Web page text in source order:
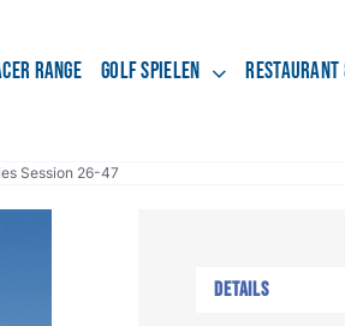
Range Golf spielen Restaurant
Session 26-47
Details